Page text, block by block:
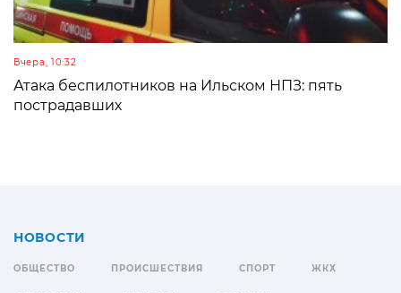
Вчера, 10:32
Атака беспилотников на Ильском НПЗ: пять
пострадавших
НОВОСТИ
ОБЩЕСТВО ПРОИСШЕСТВИЯ СПОРТ ЖКХ